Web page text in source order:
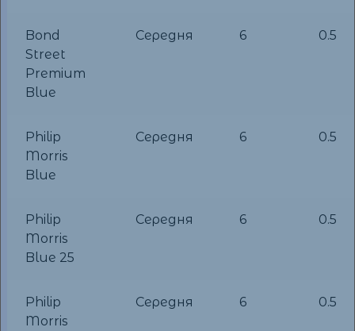
Bond
Street
Premium
Blue
Середня 6 0.5
Philip
Morris
Blue
Середня 6 0.5
Philip
Morris
Blue 25
Середня 6 0.5
Philip
Morris
Середня 6 0.5